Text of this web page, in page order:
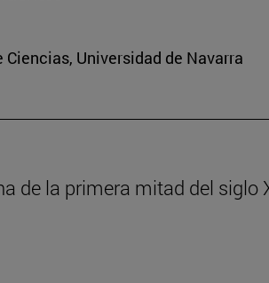
Universidad de Navarra
de la primera mitad del siglo